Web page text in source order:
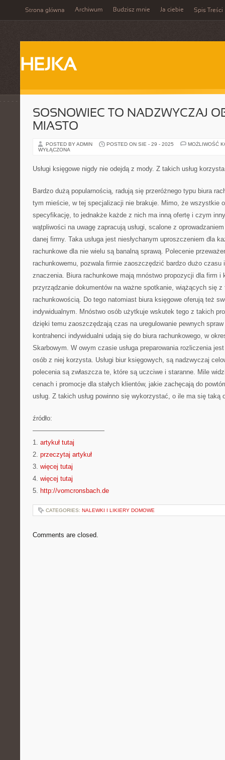
Strona główna Archiwum Budzisz mnie Ja ciebie Spis Treści
HEJKA
SOSNOWIEC TO NADZWYCZAJ
MIASTO
POSTED BY ADMIN POSTED ON SIE - 29 - 2025
MOŻLIWOŚĆ
WYŁĄCZONA
Usługi księgowe nigdy nie odejdą z mody. Z takich usług
Bardzo dużą popularnością, radują się przeróżnego typu biura
tym mieście, w tej specjalizacji nie brakuje. Mimo, że wszystkie
specyfikację, to jednakże każde z nich ma inną ofertę i czym
wątpliwości na uwagę zapracują usługi, scalone z
danej firmy. Taka usługa jest niesłychanym uproszczeniem dla
rachunkowe dla nie wielu są banalną sprawą. Polecenie
rachunkowemu, pozwala firmie zaoszczędzić bardzo dużo czasu
znaczenia. Biura rachunkowe mają mnóstwo propozycji dla firm i
przyrządzanie dokumentów na ważne spotkanie, wiążących się z
rachunkowością. Do tego natomiast biura księgowe oferują też
indywidualnym. Mnóstwo osób użytkuje wskutek tego z takich
dzięki temu zaoszczędzają czas na uregulowanie pewnych
kontrahenci indywidualni udają się do biura rachunkowego, w
Skarbowym. W owym czasie usługa preparowania rozliczenia
osób z niej korzysta. Usługi biur księgowych, są nadzwyczaj
polecenia są zwłaszcza te, które są uczciwe i staranne. Mile
cenach i promocje dla stałych klientów, jakie zachęcają do
usług. Z takich usług powinno się wykorzystać, o ile ma się taką
źródło:
———————————
1. artykuł tutaj
2. przeczytaj artykuł
3. więcej tutaj
4. więcej tutaj
5. http://vomcronsbach.de
CATEGORIES: NALEWKI I LIKIERY DOMOWE
Comments are closed.